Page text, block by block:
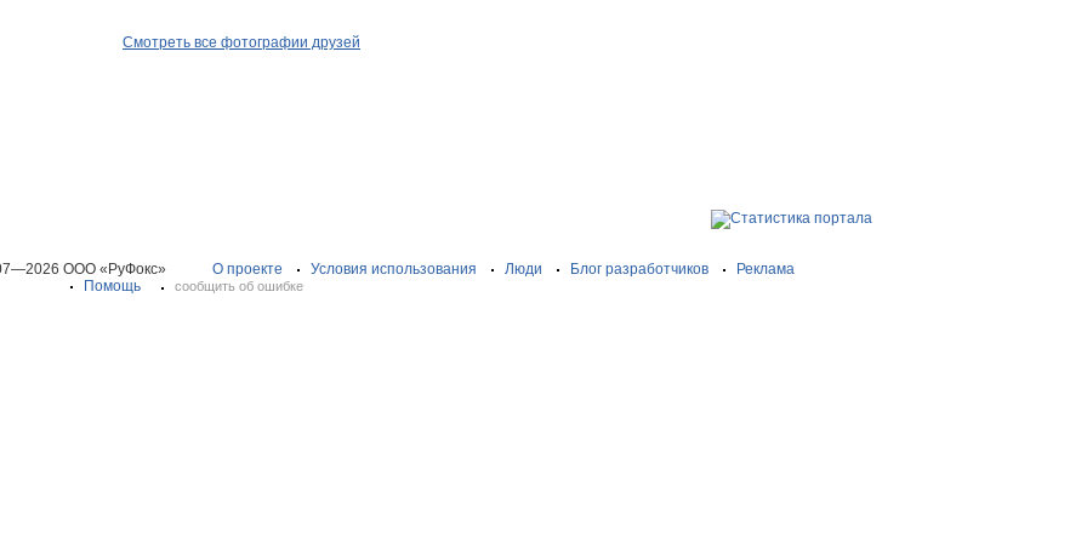
Смотреть все фотографии друзей
ООО «РуФокс» О проекте Условия использования Люди Блог разработчиков
Реклама
Помощь
сообщить об ошибке